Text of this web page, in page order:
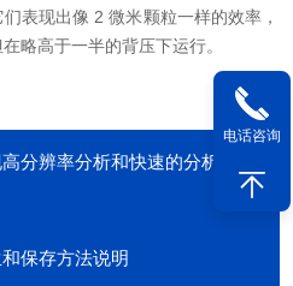
表现出像 2 微米颗粒一样的效率，
略高于一半的背压下运行。
分辨率分析和快速的分析
保存方法说明
电话咨询